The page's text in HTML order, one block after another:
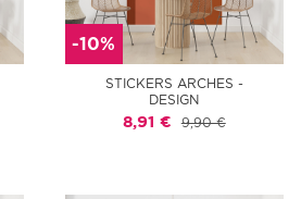
-10%
STICKERS ARCHES -
DESIGN
8,91 € 9,90 €